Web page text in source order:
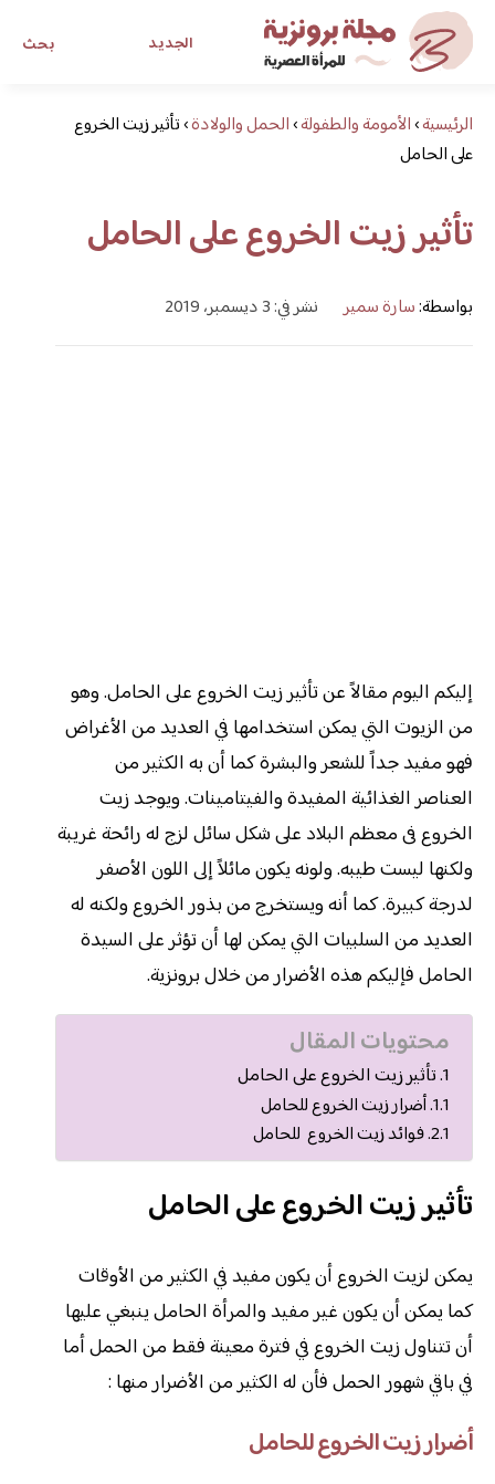
بحث الجديد
مجلة برونزية للفتاة العصريةالرئيسية›الأمومة والطفولة›الحمل والولادة›تأثير زيت الخروع
على الحامل
تأثير زيت الخروع على الحامل
بواسطة:سارة سمير نشر في: 3 ديسمبر، 2019
إليكم اليوم مقالاً عن تأثير زيت الخروع على الحامل. وهو
من الزيوت التي يمكن استخدامها في العديد من الأغراض
فهو مفيد جداً للشعر والبشرة كما أن به الكثير من
العناصر الغذائية المفيدة والفيتامينات. ويوجد زيت
الخروع فى معظم البلاد على شكل سائل لزج له رائحة غريبة
ولكنها ليست طيبه. ولونه يكون مائلاً إلى اللون الأصفر
لدرجة كبيرة. كما أنه ويستخرج من بذور الخروع ولكنه له
العديد من السلبيات التي يمكن لها أن تؤثر على السيدة
الحامل فإليكم هذه الأضرار من خلال برونزية.
محتويات المقال
تأثير زيت الخروع على الحامل
أضرار زيت الخروع للحامل
فوائد زيت الخروع للحامل
تأثير زيت الخروع على الحامل
يمكن لزيت الخروع أن يكون مفيد في الكثير من الأوقات
كما يمكن أن يكون غير مفيد والمرأة الحامل ينبغي عليها
أن تتناول زيت الخروع في فترة معينة فقط من الحمل أما
في باقي شهور الحمل فأن له الكثير من الأضرار منها :
أضرار زيت الخروع للحامل